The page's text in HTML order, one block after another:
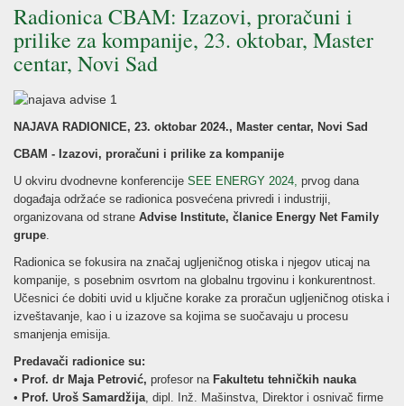
Radionica CBAM: Izazovi, proračuni i
prilike za kompanije, 23. oktobar, Master
centar, Novi Sad
NAJAVA RADIONICE, 23. oktobar 2024., Master centar, Novi Sad
CBAM - Izazovi, proračuni i prilike za kompanije
U okviru dvodnevne konferencije SEE ENERGY 2024, prvog dana
događaja održaće se radionica posvećena privredi i industriji,
organizovana od strane Advise Institute, članice Energy Net Family
grupe.
Radionica se fokusira na značaj ugljeničnog otiska i njegov uticaj na
kompanije, s posebnim osvrtom na globalnu trgovinu i konkurentnost.
Učesnici će dobiti uvid u ključne korake za proračun ugljeničnog otiska i
izveštavanje, kao i u izazove sa kojima se suočavaju u procesu
smanjenja emisija.
Predavači radionice su:
• Prof. dr Maja Petrović, profesor na Fakultetu tehničkih nauka
• Prof. Uroš Samardžija, dipl. Inž. Mašinstva, Direktor i osnivač firme